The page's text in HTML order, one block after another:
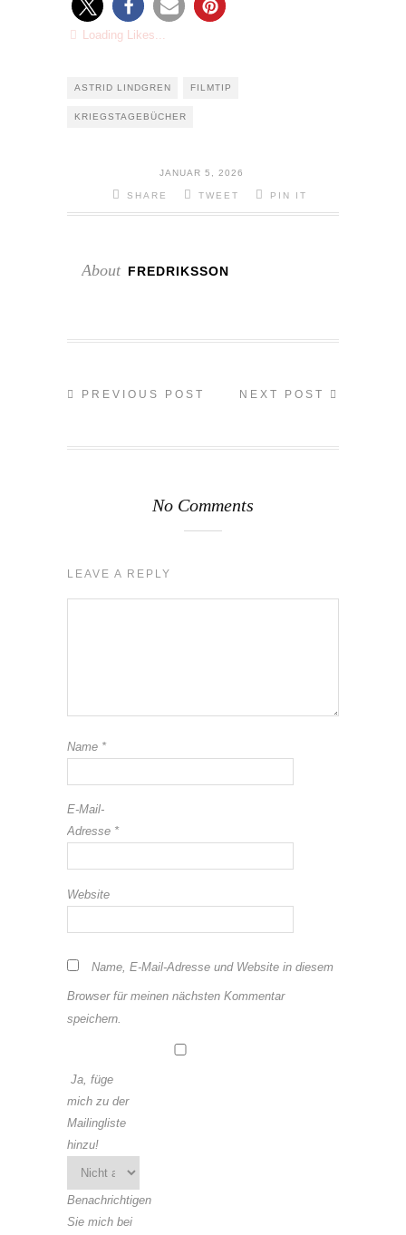
Loading Likes...
ASTRID LINDGREN FILMTIP
KRIEGSTAGEBÜCHER
JANUAR 5, 2026
SHARE TWEET PIN IT
About FREDRIKSSON
PREVIOUS POST NEXT POST
No Comments
LEAVE A REPLY
Name *
E-Mail-
Adresse *
Website
Name, E-Mail-Adresse und Website in diesem
Browser für meinen nächsten Kommentar
speichern.
Ja, füge
mich zu der
Mailingliste
hinzu!
Benachrichtigen
Sie mich bei